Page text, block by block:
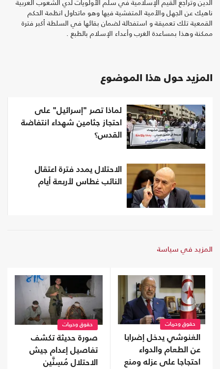
الدين وتراجع القيم الإسلامية في سلم الأولويات لدي الشعوب العربية
ناهيك عن الجهل والأمية المتفشية فيها وهو ماتحاول انظمة الحكم
القمعية تلك تعميقة و استفحالة لضمان بقائها في السلطة أكبر فترة
ممكنة وهذا بمساعدة الغرب وأعداء الإسلام بالطبع .
المزيد حول هذا الموضوع
لماذا تصر "إسرائيل" على
احتجاز جثامين شهداء انتفاضة
القدس؟
الاحتلال يمدد فترة اعتقال
النائب غطاس لأربعة أيام
المزيد في سياسة
حقوق وحريات
الغنوشي يدخل إضرابا
عن الطعام والدواء
احتجاجا على عزله ومنع
حقوق وحريات
صورة حديثة تكشف
تفاصيل إعدام جيش
الاحتلال مُسِنَّين